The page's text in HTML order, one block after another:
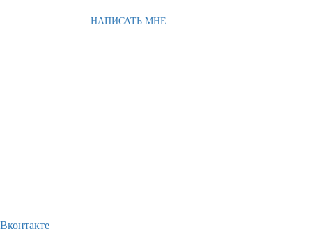
НАПИСАТЬ МНЕ
Вконтакте